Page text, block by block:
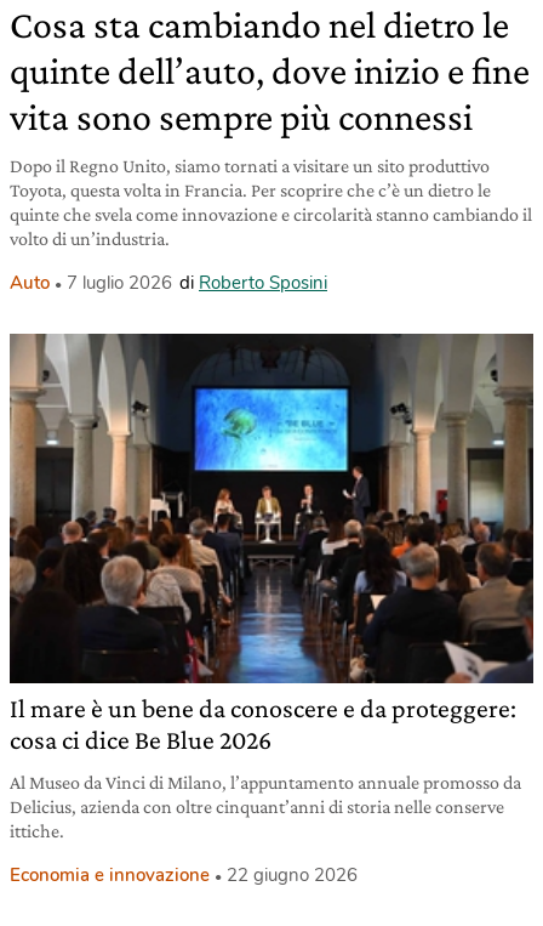
Cosa sta cambiando nel dietro le
quinte dell’auto, dove inizio e fine
vita sono sempre più connessi
Dopo il Regno Unito, siamo tornati a visitare un sito produttivo
Toyota, questa volta in Francia. Per scoprire che c’è un dietro le
quinte che svela come innovazione e circolarità stanno cambiando il
volto di un’industria.
Auto 7 luglio 2026 di Roberto Sposini
Il mare è un bene da conoscere e da proteggere:
cosa ci dice Be Blue 2026
Al Museo da Vinci di Milano, l’appuntamento annuale promosso da
Delicius, azienda con oltre cinquant’anni di storia nelle conserve
ittiche.
Economia e innovazione 22 giugno 2026